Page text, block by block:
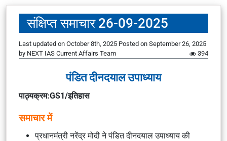
संक्षिप्त समाचार 26-09-2025
Last updated on October 8th, 2025 Posted on September 26, 2025
by NEXT IAS Current Affairs Team 394
पंडित दीनदयाल उपाध्याय
पाठ्यक्रम:GS1/इतिहास
समाचार में
प्रधानमंत्री नरेंद्र मोदी ने पंडित दीनदयाल उपाध्याय की